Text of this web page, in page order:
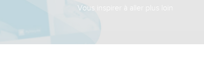
Vous inspirer à aller plus loin